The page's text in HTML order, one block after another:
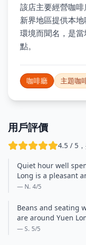
該店主要經營咖
新界地區提供本
環境而聞名，是
點。
咖啡廳 主題咖
用戶評價
4.5 / 5
Quiet hour well
Long is a pleasant
— N. 4/5
Beans and seating
are around Yuen
— S. 5/5